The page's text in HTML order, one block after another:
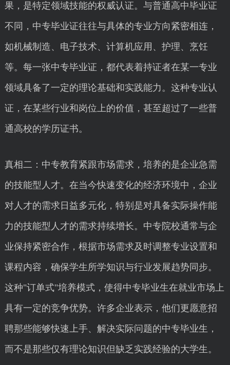
果，是特定领域技能的权威认证。与普通高中毕业证
不同，中专毕业证往往与具体的专业方向紧密相连，
如机械制造、电子技术、计算机应用、护理、烹饪
等。每一张中专毕业证，都代表着持证者在某一专业
领域具备了一定的理论基础和实践能力。这种专业认
证，在某些行业和岗位上的价值，甚至超过了一些普
通高校的学历证书。
真相二：中专教育紧跟市场需求，培养的是企业急需
的技能型人才。在当今快速变化的经济环境中，企业
对人才的需求日益多元化，特别是对具备实际操作能
力的技能型人才的需求持续增长。中专院校通常与企
业保持紧密合作，根据市场需求及时调整专业设置和
课程内容，确保学生所学知识与行业发展趋势同步。
这种"订单式"培养模式，使得中专毕业生在就业市场上
具有一定的竞争优势。许多企业表示，他们更愿意招
聘那些能够快速上手、解决实际问题的中专毕业生，
而不是那些仅有理论知识但缺乏实践经验的大学生。